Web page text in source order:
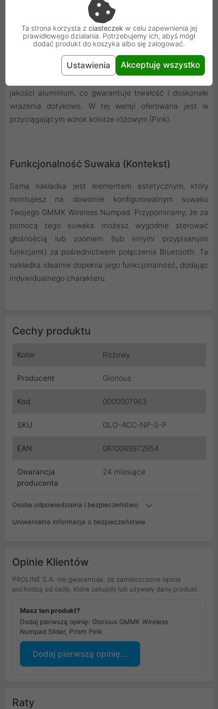
Wysoka Jakość i Wyrazisty Styl
jakości aluminium, co gwarantuje trwałość i doskonałe
wrażenia dotykowe. W tej wersji oferowana jest w
przyciągającym wzrok kolorze różowym (Pink).
Funkcjonalność Suwaka (Kontekst)
Sama nakładka jest elementem estetycznym, który
montujesz na dowolnie konfigurowalnym suwaku
Twojego GMMK Wireless Numpad. Przypominamy, że za
pomocą tego suwaka możesz wygodnie sterować
głośnością lub zoomem (lub innymi przypisanymi
funkcjami) za pośrednictwem połączenia Bluetooth. Ta
nakładka idealnie dopełnia jego funkcjonalność, dodając
indywidualnego charakteru.
Cechy produktu
Kolor Różowy
Producent Glorious
Kod 0000007963
SKU GLO-ACC-NP-S-P
EAN 0810069972954
Gwarancja
producenta
24 miesiące
Osoba odpowiedzialna i bezpieczeństwo
Uniwersalna informacja o bezpieczeństwie
Opinie Klientów
PROLINE S.A. nie gwarantuje, że zamieszczone opinie
pochodzą od osób, które zakupiły lub używały dany produkt.
Masz ten produkt?
Dodaj pierwszą opinię: Glorious GMMK Wireless
Numpad Slider, Prism Pink
Dodaj pierwszą opinię...
Raty
Ta strona korzysta z ciasteczek w celu zapewnienia jej
prawidłowego działania. Potrzebujemy ich, abyś mógł
dodać produkt do koszyka albo się zalogować.
Ustawienia Akceptuję wszystko